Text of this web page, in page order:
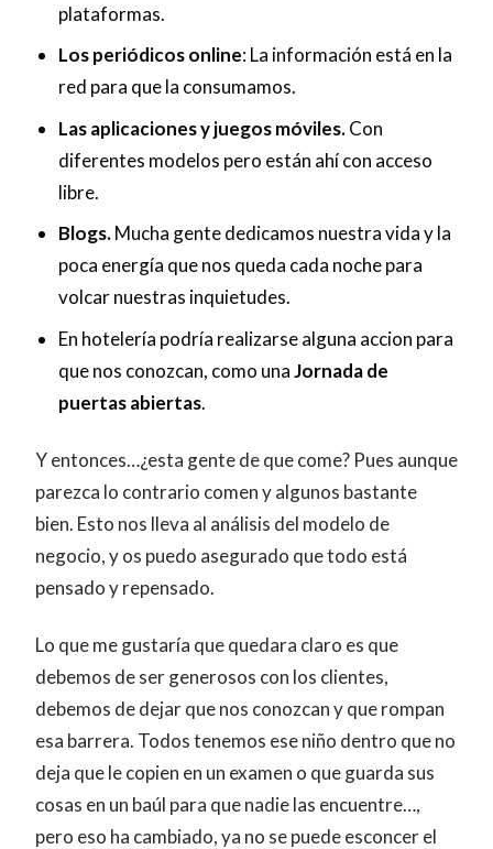
plataformas.
Los periódicos online: La información está en la
red para que la consumamos.
Las aplicaciones y juegos móviles.Con
diferentes modelos pero están ahí con acceso
libre.
Blogs.Mucha gente dedicamos nuestra vida y la
poca energía que nos queda cada noche para
volcar nuestras inquietudes.
En hotelería podría realizarse alguna accion para
que nos conozcan, como unaJornada de
puertas abiertas.
Y entonces…¿esta gente de que come? Pues aunque
parezca lo contrario comen y algunos bastante
bien. Esto nos lleva al análisis del modelo de
negocio, y os puedo asegurado que todo está
pensado y repensado.
Lo que me gustaría que quedara claro es que
debemos de ser generosos con los clientes,
debemos de dejar que nos conozcan y que rompan
esa barrera. Todos tenemos ese niño dentro que no
deja que le copien en un examen o que guarda sus
cosas en un baúl para que nadie las encuentre…,
pero eso ha cambiado, ya no se puede esconcer el